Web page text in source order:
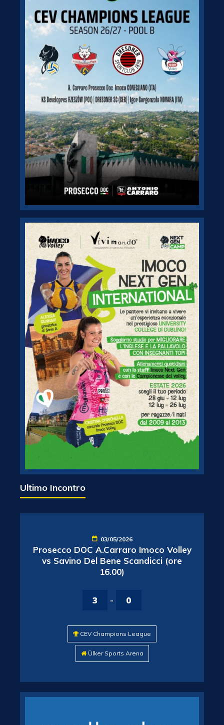
Ultimo Incontro
03/05/2026
Prosecco DOC A.Carraro Imoco Volley
vs Savino Del Bene Scandicci (ore
16.00)
3 - 0
CEV Champions League
Ülker Sports Arena